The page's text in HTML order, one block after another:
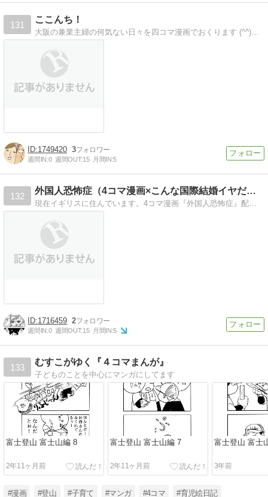
131
ここんち！
大阪の兼業主婦の何気ない日々を四コマ漫画でおくります (^^)／\(^^)
1749420 3
週間IN:0 週間OUT:15 月間IN:5
132
外国人恐怖症（4コマ漫画×こんな国際結婚イヤだ！）
現在イギリスに住んでいます。4コマ漫画『外国人恐怖症』配信中！注意：国際結婚が嫌になる内容なので、これから結婚する方は読まないでください。笑。あしからず！
1716459 2
週間IN:0 週間OUT:15 月間IN:5
133
むすこがゆく『４コマまんが』
子どものことを中心にマンガにしてます
富士登山 富士山編 8
2年11ヶ月前
富士登山 富士山編 7
2年11ヶ月前
富士登山 富士
3年前
#漫画 #登山 #子育て #マンガ #4コマ #育児絵日記